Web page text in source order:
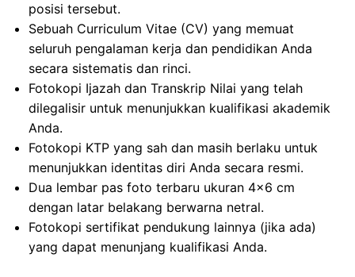
posisi tersebut.
Sebuah Curriculum Vitae (CV) yang memuat
seluruh pengalaman kerja dan pendidikan Anda
secara sistematis dan rinci.
Fotokopi Ijazah dan Transkrip Nilai yang telah
dilegalisir untuk menunjukkan kualifikasi akademik
Anda.
Fotokopi KTP yang sah dan masih berlaku untuk
menunjukkan identitas diri Anda secara resmi.
Dua lembar pas foto terbaru ukuran 4×6 cm
dengan latar belakang berwarna netral.
Fotokopi sertifikat pendukung lainnya (jika ada)
yang dapat menunjang kualifikasi Anda.